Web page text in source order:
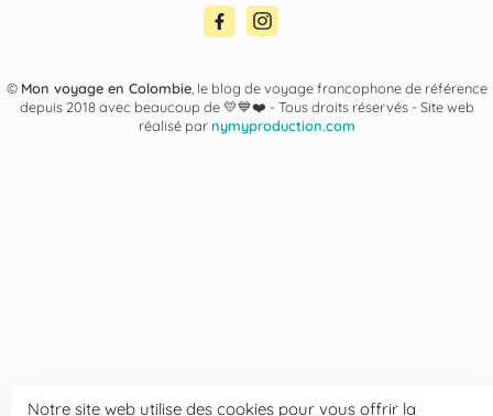
© Mon voyage en Colombie, le blog de voyage francophone de référence
depuis 2018 avec beaucoup de 💛💙❤️ - Tous droits réservés - Site web
réalisé parnymyproduction.com
Notre site web utilise des cookies pour vous offrir la